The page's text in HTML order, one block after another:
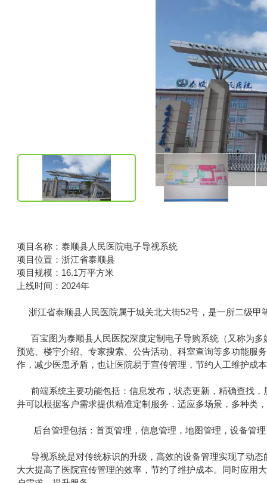
项目名称：泰顺县人民医院电子导视系统
项目位置：浙江省泰顺县
项目规模：16.1万平方米
上线时间：2024年
浙江省泰顺县人民医院属于城关北大街52号，是一所二级甲
百宝图为泰顺县人民医院深度定制电子导购系统（又称为多
预览、楼宇介绍、专家搜索、公告活动、科室查询等多功能服
作，减少医患矛盾，也让医院易于宣传管理，节约人工维护成
前端系统主要功能包括：信息发布，状态更新，精确查找，
并可以根据客户需求提供精准定制服务，适应多场景，多种类
后台管理包括：首页管理，信息管理，地图管理，设备管理
导视系统是对传统标识的升级，高效的设备管理实现了动态
大大提高了医院宣传管理的效率，节约了维护成本。同时应用